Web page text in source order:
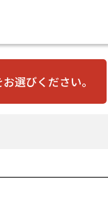
選びください。